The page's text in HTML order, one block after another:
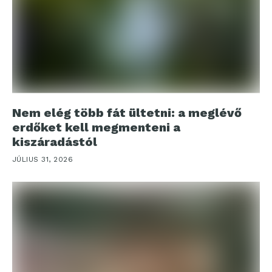
Nem elég több fát ültetni: a meglévő
erdőket kell megmenteni a
kiszáradástól
JÚLIUS 31, 2026